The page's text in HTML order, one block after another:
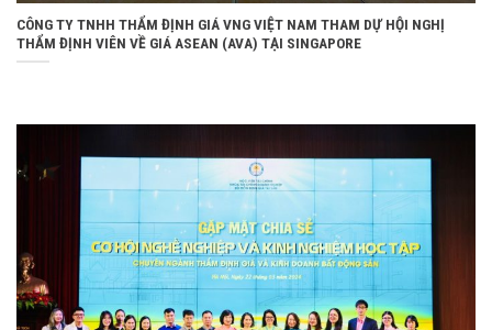
CÔNG TY TNHH THẨM ĐỊNH GIÁ VNG VIỆT NAM THAM DỰ HỘI NGHỊ
THẨM ĐỊNH VIÊN VỀ GIÁ ASEAN (AVA) TẠI SINGAPORE